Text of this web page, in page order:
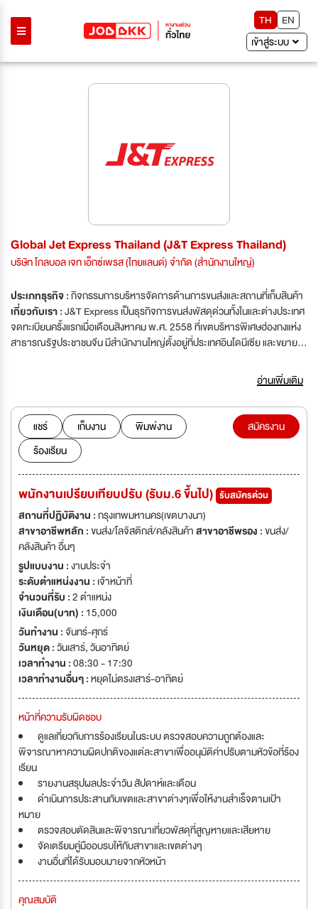
TH
EN
เข้าสู่ระบบ
Global Jet Express Thailand (J&T Express Thailand)
บริษัท โกลบอล เจท เอ็กซ์เพรส (ไทยแลนด์) จำกัด (สำนักงานใหญ่)
ประเภทธุรกิจ :กิจกรรมการบริหารจัดการด้านการขนส่งและสถานที่เก็บสินค้า
เกี่ยวกับเรา :J&T Express เป็นธุรกิจการขนส่งพัสดุด่วนทั้งในและต่างประเทศ
จดทะเบียนครั้งแรกเมื่อเดือนสิงหาคม พ.ศ. 2558 ที่เขตบริหารพิเศษฮ่องกงแห่ง
สาธารณรัฐประชาชนจีน มีสำนักงานใหญ่ตั้งอยู่ที่ประเทศอินโดนีเซีย และขยาย
กิจการให้ครอบคลุมไปที่ประเทศลาว พม่า และกัมพูชา J&T Express ใช้สโลแกน
เป็นหลักในการดำเนินกิจการว่า “Express Your Online Business” เพื่อ
อำนวยความสะดวกให้กับผู้ประกอบธุรกิจออนไลน์ ให้ได้รับบริการที่รวดเร็วและมี
ประสิทธิภาพ ขับเคลื่อนให้คู่ค้าของบริษัทสามารถเติบโตอย่างมั่นคงและแข็งแกร่ง
พร้อมทั้งยึดมั่นในหน้าที่ แบ่งปัน บริการ ความรับผิดชอบและทิศทางของผลลัพธ์
เป็นหลักสำคัญในการทำงาน โดยมุ่งเน้นเป็นธุรกิจขนส่งพัสดุด่วนที่ดีที่สุดใน
เอเชียตะวันออกเฉียงใต้ ตลอดระยะเวลากว่า 3 ปีที่ประกอบกิจการ J&T
Express ได้รับรางวัลชนะเลิศ TOP BRAND AWARD ในปี 2561 และเป็นบริษัท
ขนส่งพัสดุด่วนที่ใหญ่เป็นอันดับสองในประเทศอินโดนีเซีย
อ่านเพิ่มเติม
แชร์ เก็บงาน
พิมพ์งาน
ร้องเรียน
สมัครงาน
พนักงานเปรียบเทียบปรับ (รับม.6 ขึ้นไป) รับสมัครด่วน
สถานที่ปฏิบัติงาน :กรุงเทพมหานคร(เขตบางนา)
สาขาอาชีพหลัก :ขนส่ง/โลจิสติกส์/คลังสินค้าสาขาอาชีพรอง :ขนส่ง/
คลังสินค้า อื่นๆ
รูปแบบงาน :งานประจำ
ระดับตำแหน่งงาน : เจ้าหน้าที่
จำนวนที่รับ :2 ตำแหน่ง
เงินเดือน(บาท) : 15,000
วันทำงาน :จันทร์-ศุกร์
วันหยุด :วันเสาร์,วันอาทิตย์
เวลาทำงาน :08:30 - 17:30
เวลาทำงานอื่นๆ :หยุดไม่ตรงเสาร์-อาทิตย์
หน้าที่ความรับผิดชอบ
ดูแลเกี่ยวกับการร้องเรียนในระบบ ตรวจสอบความถูกต้องและ
พิจารณาหาความผิดปกติของแต่ละสาขาเพื่ออนุมัติค่าปรับตามหัวข้อที่ร้อง
เรียน
รายงานสรุปผลประจำวัน สัปดาห์และเดือน
ดำเนินการประสานกับเขตและสาขาต่างๆเพื่อให้งานสำเร็จตามเป้า
หมาย
ตรวจสอบตัดสินและพิจารณาเกี่ยวพัสดุที่สูญหายและเสียหาย
จัดเตรียมคู่มืออบรบให้กับสาขาและเขตต่างๆ
งานอื่นที่ได้รับมอบมายจากหัวหน้า
คุณสมบัติ